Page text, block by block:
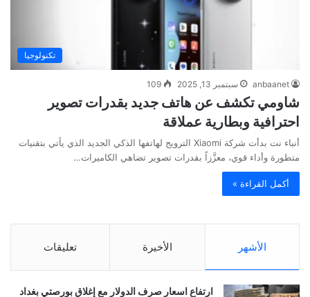
تكنولوجيا
anbaanet سبتمبر 13, 2025 109
شاومي تكشف عن هاتف جديد بقدرات تصوير
احترافية وبطارية عملاقة
أنباء نت بدأت شركة Xiaomi الترويج لهاتفها الذكي الجديد الذي يأتي بتقنيات
متطورة وأداء قوي، معزَّزاً بقدرات تصوير تضاهي الكاميرات…
أكمل القراءة »
الأشهر الأخيرة تعليقات
ارتفاع اسعار صرف الدولار مع إغلاق بورصتي بغداد